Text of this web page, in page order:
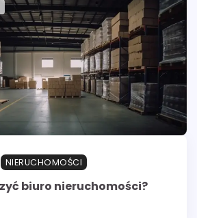
NIERUCHOMOŚCI
biuro nieruchomości?